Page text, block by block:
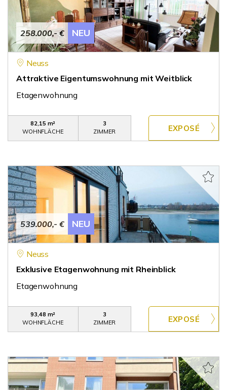
258.000,- € NEU
Neuss
Attraktive Eigentumswohnung mit Weitblick
Etagenwohnung
82,15 m²
WOHNFLÄCHE
3
ZIMMER
539.000,- € NEU
Neuss
Exklusive Etagenwohnung mit Rheinblick
Etagenwohnung
93,48 m²
WOHNFLÄCHE
3
ZIMMER